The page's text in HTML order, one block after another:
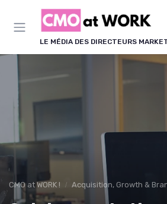
LE MÉDIA DES DIRECTEURS
CMO at WORK ! Acquisition, Growth &
Panneau de gestion des cookies